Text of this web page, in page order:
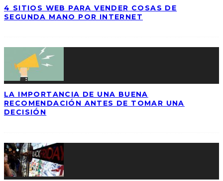
4 SITIOS WEB PARA VENDER COSAS DE
SEGUNDA MANO POR INTERNET
LA IMPORTANCIA DE UNA BUENA
RECOMENDACIÓN ANTES DE TOMAR UNA
DECISIÓN